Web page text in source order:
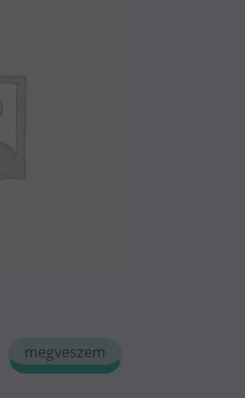
megveszem